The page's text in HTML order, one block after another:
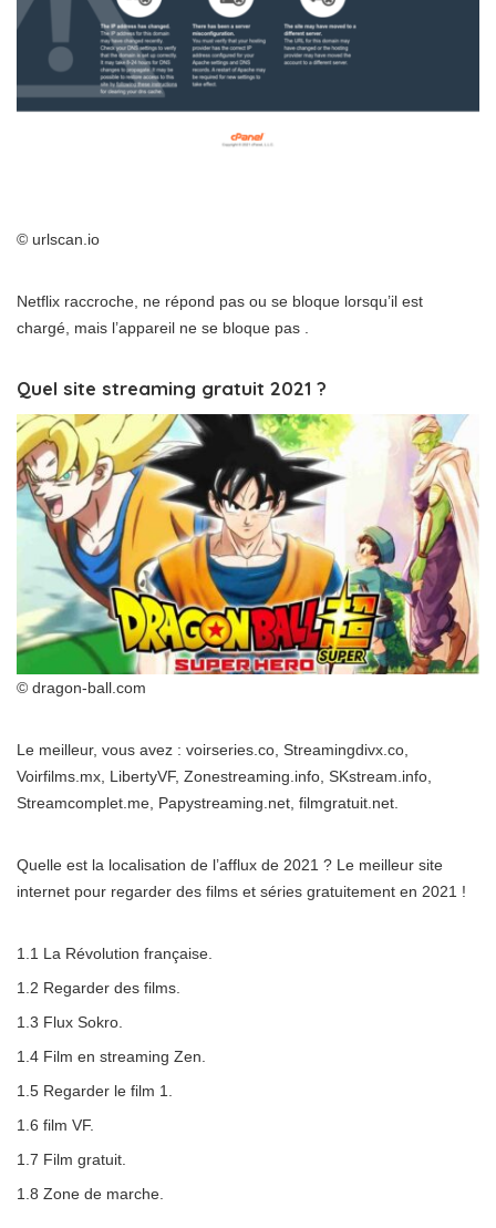
© urlscan.io
Netflix raccroche, ne répond pas ou se bloque lorsqu’il est
chargé, mais l’appareil ne se bloque pas .
Quel site streaming gratuit 2021 ?
© dragon-ball.com
Le meilleur, vous avez : voirseries.co, Streamingdivx.co,
Voirfilms.mx, LibertyVF, Zonestreaming.info, SKstream.info,
Streamcomplet.me, Papystreaming.net, filmgratuit.net.
Quelle est la localisation de l’afflux de 2021 ? Le meilleur site
internet pour regarder des films et séries gratuitement en 2021 !
1.1 La Révolution française.
1.2 Regarder des films.
1.3 Flux Sokro.
1.4 Film en streaming Zen.
1.5 Regarder le film 1.
1.6 film VF.
1.7 Film gratuit.
1.8 Zone de marche.